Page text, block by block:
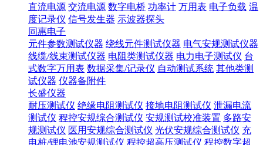
直流电源 交流电源 数字电桥 功率计 万用表 电子负载 温
度记录仪 信号发生器 示波器探头
同惠电子
元件参数测试仪器 绕线元件测试仪器 电气安规测试仪器
线缆/线束测试仪器 电阻类测试仪器 电力电子测试仪 台
式数字万用表 数据采集/记录仪 自动测试系统 其他类测
试仪器 仪器备附件
长盛仪器
耐压测试仪 绝缘电阻测试仪 接地电阻测试仪 泄漏电流
测试仪 程控安规综合测试仪 安规测试校准装置 多路安
规测试仪 医用安规综合测试仪 光伏安规综合测试仪 充
电桩/锂电池安规测试仪 程控超高压测试仪 程控数字超